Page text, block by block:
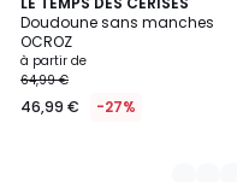
Doudoune sans manches
OCROZ
à partir de
64,99 €
46,99 € -27%
4
Couleurs